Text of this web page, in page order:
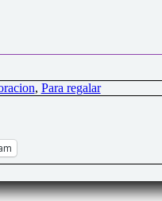
, Para regalar